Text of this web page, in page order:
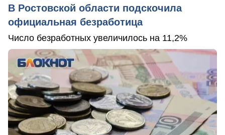
В Ростовской области подскочила
официальная безработица
Число безработных увеличилось на 11,2%